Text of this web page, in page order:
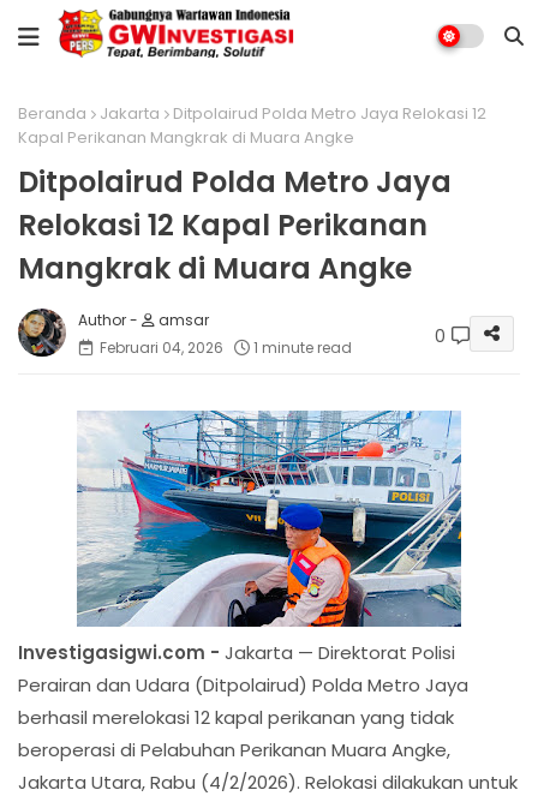
Beranda Jakarta
Ditpolairud Polda Metro Jaya Relokasi 12
Kapal Perikanan Mangkrak di Muara Angke
Ditpolairud Polda Metro Jaya
Relokasi 12 Kapal Perikanan
Mangkrak di Muara Angke
amsar
Februari 04, 2026
1 minute read 0
Investigasigwi.com - Jakarta — Direktorat Polisi
Perairan dan Udara (Ditpolairud) Polda Metro Jaya
berhasil merelokasi 12 kapal perikanan yang tidak
beroperasi di Pelabuhan Perikanan Muara Angke,
Jakarta Utara, Rabu (4/2/2026). Relokasi dilakukan untuk